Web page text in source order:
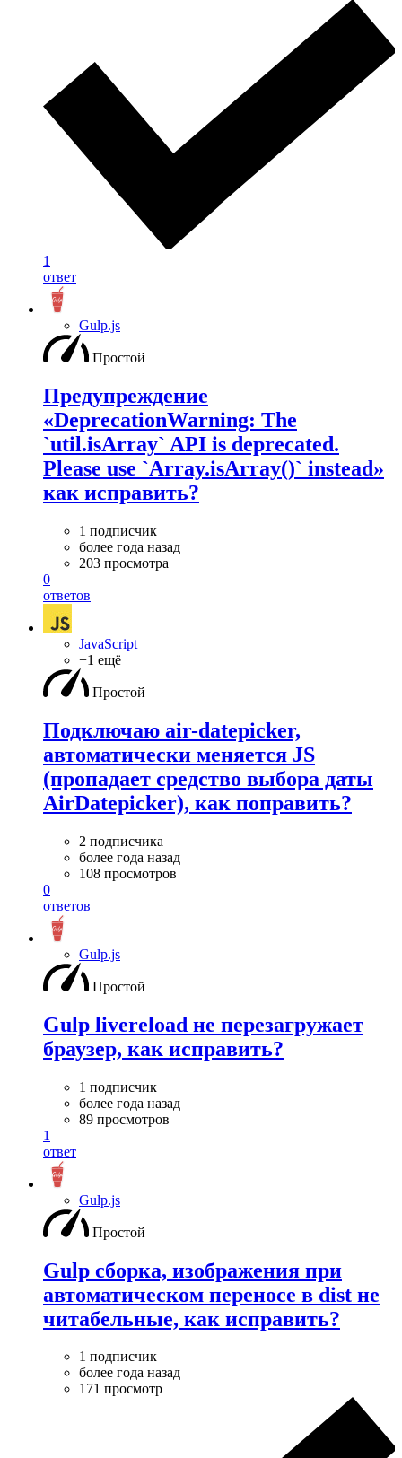
1
ответ
Gulp.js
Простой
Предупреждение
«DeprecationWarning: The
`util.isArray` API is deprecated.
Please use `Array.isArray()` instead»
как исправить?
1 подписчик
более года назад
203 просмотра
0
ответов
JavaScript
+1 ещё
Простой
Подключаю air-datepicker,
автоматически меняется JS
(пропадает средство выбора даты
AirDatepicker), как поправить?
2 подписчика
более года назад
108 просмотров
0
ответов
Gulp.js
Простой
Gulp livereload не перезагружает
браузер, как исправить?
1 подписчик
более года назад
89 просмотров
1
ответ
Gulp.js
Простой
Gulp сборка, изображения при
автоматическом переносе в dist не
читабельные, как исправить?
1 подписчик
более года назад
171 просмотр